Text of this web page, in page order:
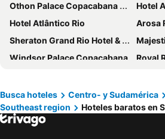
Othon Palace Copacabana Rio
Hotel
Hotel Atlântico Rio
Arosa
Sheraton Grand Rio Hotel & Resort
Windsor Palace Copacabana
Royal
Pompeu Rio Hotel
Gamboa Rio Hotel
Hotel
Barlavento Suites
Busca hoteles Centro- y Sudamérica
Southeast region
Hoteles baratos en